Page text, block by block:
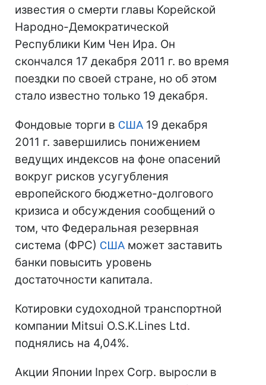
известия о смерти главы Корейской
Народно-Демократической
Республики Ким Чен Ира. Он
скончался 17 декабря 2011 г. во время
поездки по своей стране, но об этом
стало известно только 19 декабря.
Фондовые торги в США 19 декабря
2011 г. завершились понижением
ведущих индексов на фоне опасений
вокруг рисков усугубления
европейского бюджетно-долгового
кризиса и обсуждения сообщений о
том, что Федеральная резервная
система (ФРС) США может заставить
банки повысить уровень
достаточности капитала.
Котировки судоходной транспортной
компании Mitsui O.S.K.Lines Ltd.
поднялись на 4,04%.
Акции Японии Inpex Corp. выросли в